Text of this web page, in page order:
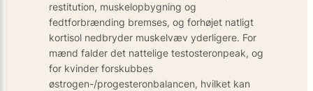
restitution, muskelopbygning og
fedtforbrænding bremses, og forhøjet natligt
kortisol nedbryder muskelvæv yderligere. For
mænd falder det nattelige testosteronpeak, og
for kvinder forskubbes
østrogen-/progesteronbalancen, hvilket kan